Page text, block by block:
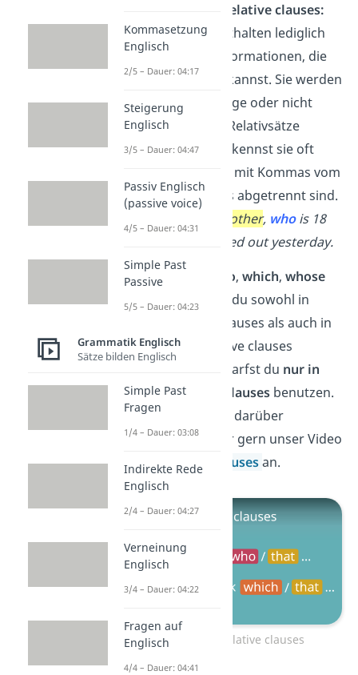
non-defining relative clauses:
Diese Sätze enthalten lediglich
zusätzliche
Informationen, die
du weglassen kannst. Sie werden
nicht notwendige oder nicht
bestimmende Relativsätze
genannt. Du erkennst sie oft
daran, dass sie mit Kommas vom
Rest des Satzes abgetrennt sind.
My brother, who is 18
years old, moved out yesterday.
Die Pronomen
who, which, whose
und
whomkannst du sowohl in
defining relative clauses als auch in
non-defining relative clauses
darfst du nur in
defining relative clausesbenutzen.
Möchtest du mehr darüber
erfahren, schau dir gern unser Video
zu den relative clausesan.
Zum Video: Relative clauses
Kommasetzung
Englisch
2/5 – Dauer: 04:17
Steigerung
Englisch
3/5 – Dauer: 04:47
Passiv Englisch
(passive voice)
4/5 – Dauer: 04:31
Simple Past
Passive
5/5 – Dauer: 04:23
Grammatik Englisch
Sätze bilden Englisch
Simple Past
Fragen
1/4 – Dauer: 03:08
Indirekte Rede
Englisch
2/4 – Dauer: 04:27
Verneinung
Englisch
3/4 – Dauer: 04:22
Fragen auf
Englisch
4/4 – Dauer: 04:41